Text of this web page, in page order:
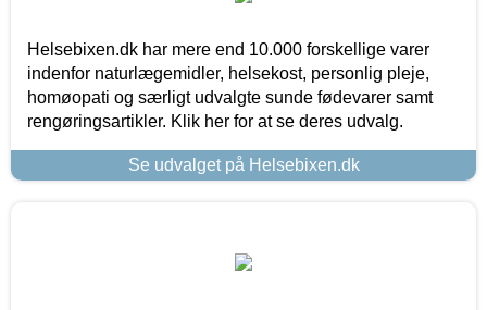
Helsebixen.dk har mere end 10.000 forskellige varer
indenfor naturlægemidler, helsekost, personlig pleje,
homøopati og særligt udvalgte sunde fødevarer samt
rengøringsartikler. Klik her for at se deres udvalg.
Se udvalget på Helsebixen.dk